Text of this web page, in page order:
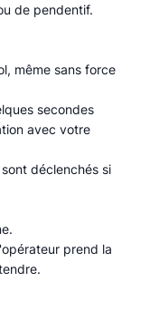
de pendentif.
même sans force
secondes
avec votre
déclenchés si
prend la